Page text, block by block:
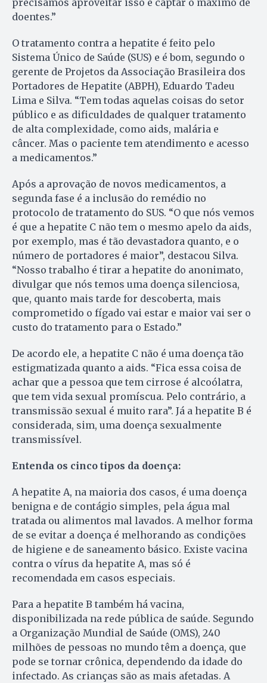
precisamos aproveitar isso e captar o máximo de
doentes.”
O tratamento contra a hepatite é feito pelo
Sistema Único de Saúde (SUS) e é bom, segundo o
gerente de Projetos da Associação Brasileira dos
Portadores de Hepatite (ABPH), Eduardo Tadeu
Lima e Silva. “Tem todas aquelas coisas do setor
público e as dificuldades de qualquer tratamento
de alta complexidade, como aids, malária e
câncer. Mas o paciente tem atendimento e acesso
a medicamentos.”
Após a aprovação de novos medicamentos, a
segunda fase é a inclusão do remédio no
protocolo de tratamento do SUS. “O que nós vemos
é que a hepatite C não tem o mesmo apelo da aids,
por exemplo, mas é tão devastadora quanto, e o
número de portadores é maior”, destacou Silva.
“Nosso trabalho é tirar a hepatite do anonimato,
divulgar que nós temos uma doença silenciosa,
que, quanto mais tarde for descoberta, mais
comprometido o fígado vai estar e maior vai ser o
custo do tratamento para o Estado.”
De acordo ele, a hepatite C não é uma doença tão
estigmatizada quanto a aids. “Fica essa coisa de
achar que a pessoa que tem cirrose é alcoólatra,
que tem vida sexual promíscua. Pelo contrário, a
transmissão sexual é muito rara”. Já a hepatite B é
considerada, sim, uma doença sexualmente
transmissível.
Entenda os cinco tipos da doença:
A hepatite A, na maioria dos casos, é uma doença
benigna e de contágio simples, pela água mal
tratada ou alimentos mal lavados. A melhor forma
de se evitar a doença é melhorando as condições
de higiene e de saneamento básico. Existe vacina
contra o vírus da hepatite A, mas só é
recomendada em casos especiais.
Para a hepatite B também há vacina,
disponibilizada na rede pública de saúde. Segundo
a Organização Mundial de Saúde (OMS), 240
milhões de pessoas no mundo têm a doença, que
pode se tornar crônica, dependendo da idade do
infectado. As crianças são as mais afetadas. A